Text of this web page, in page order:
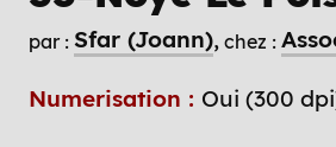
par : Sfar (Joann) chez :
Numerisation : Oui (300